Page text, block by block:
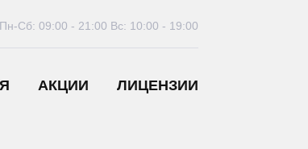
АКЦИИ ЛИЦЕНЗИИ
Пн-Сб: 09:00 - 21:00 Вс: 10:00 - 19:00